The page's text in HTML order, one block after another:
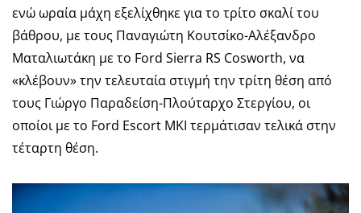
ενώ ωραία μάχη εξελίχθηκε για το τρίτο σκαλί του
βάθρου, με τους Παναγιώτη Κουτσίκο-Αλέξανδρο
Ματαλιωτάκη με το Ford Sierra RS Cosworth, να
«κλέβουν» την τελευταία στιγμή την τρίτη θέση από
τους Γιώργο Παραδείση-Πλούταρχο Στεργίου, οι
οποίοι με το Ford Escort MKI τερμάτισαν τελικά στην
τέταρτη θέση.